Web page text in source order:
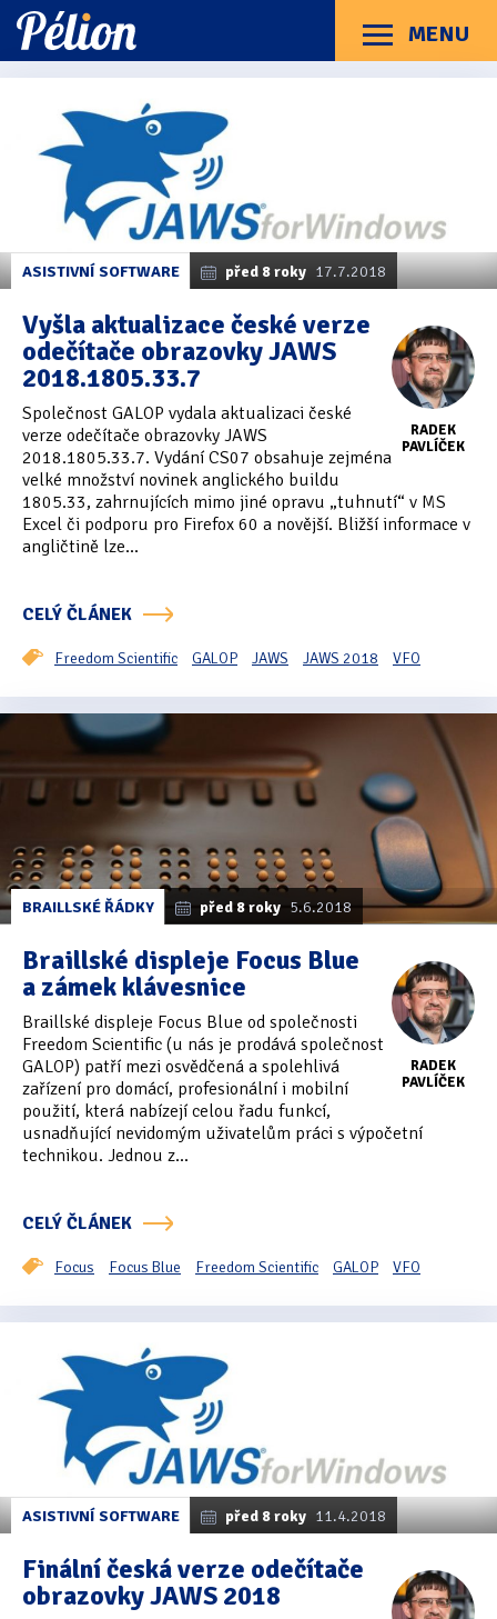
Přejít
na
štítky
Přejít
na
kategorie
Přejít
na
obsah
MENU
Menu
Hledání
Kategorie článků
Dotazníky
Hardware
(163)
Braillské řádky(31)
Lupy (8)
Mobilní zařízení(85)
Počítače a notebooky (66)
Zápisníky(7)
Názory & zkušenosti(143)
Oficiální materiály
Pracuji zrakem(456)
Pracuji zrakem a sluchem(515)
(115)
Software(503)
Asistivní software(428)
Běžný software(284)
Tipy & triky(17)
Články
kategorie
GALOP
ASISTIVNÍ SOFTWARE před 8 roky 17.7.2018
RADEK
PAVLÍČEK
Vyšla aktualizace české verze
odečítače obrazovky JAWS
2018.1805.33.7
Společnost GALOP vydala aktualizaci české
verze odečítače obrazovky JAWS
2018.1805.33.7. Vydání CS07 obsahuje zejména
velké množství novinek anglického buildu
1805.33, zahrnujících mimo jiné opravu „tuhnutí“ v MS
Excel či podporu pro Firefox 60 a novější. Bližší informace v
angličtině lze...
CELÝ ČLÁNEK
Freedom Scientific GALOP JAWS JAWS 2018 VFO
BRAILLSKÉ ŘÁDKY před 8 roky 5.6.2018
RADEK
PAVLÍČEK
Braillské displeje Focus Blue
a zámek klávesnice
Braillské displeje Focus Blue od společnosti
Freedom Scientific (u nás je prodává společnost
GALOP) patří mezi osvědčená a spolehlivá
zařízení pro domácí, profesionální i mobilní
použití, která nabízejí celou řadu funkcí,
usnadňující nevidomým uživatelům práci s výpočetní
technikou. Jednou z...
CELÝ ČLÁNEK
Focus Focus Blue Freedom Scientific GALOP VFO
ASISTIVNÍ SOFTWARE před 8 roky 11.4.2018
Finální česká verze odečítače
obrazovky JAWS 2018